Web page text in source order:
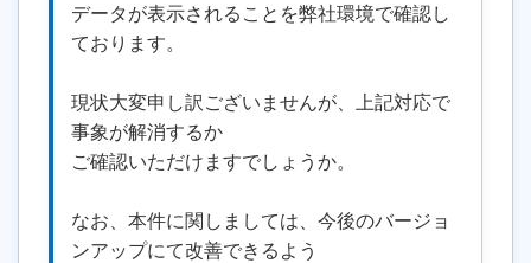
データが表示されることを弊社環境で確認し
ております。
現状大変申し訳ございませんが、上記対応で
事象が解消するか
ご確認いただけますでしょうか。
なお、本件に関しましては、今後のバージョ
ンアップにて改善できるよう